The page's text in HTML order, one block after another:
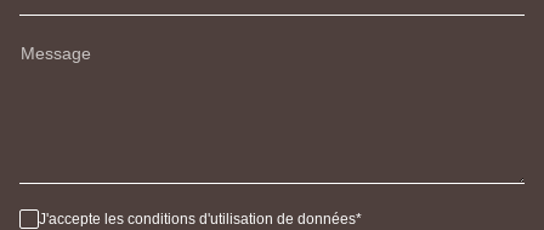
Message
J'accepte les conditions d'utilisation de données